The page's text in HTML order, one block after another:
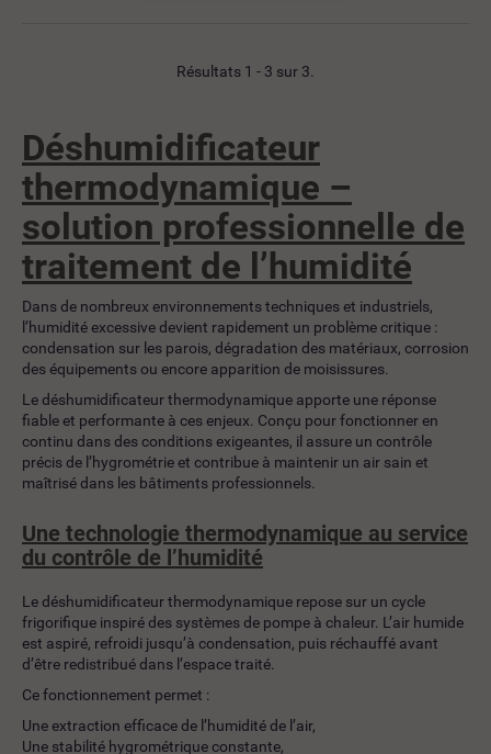
Résultats 1 - 3 sur 3.
Déshumidificateur
thermodynamique –
solution professionnelle de
traitement de l’humidité
Dans de nombreux environnements techniques et industriels,
l’humidité excessive devient rapidement un problème critique :
condensation sur les parois, dégradation des matériaux, corrosion
des équipements ou encore apparition de moisissures.
Le déshumidificateur thermodynamique apporte une réponse
fiable et performante à ces enjeux. Conçu pour fonctionner en
continu dans des conditions exigeantes, il assure un contrôle
précis de l’hygrométrie et contribue à maintenir un air sain et
maîtrisé dans les bâtiments professionnels.
Une technologie thermodynamique au service
du contrôle de l’humidité
Le déshumidificateur thermodynamique repose sur un cycle
frigorifique inspiré des systèmes de pompe à chaleur. L’air humide
est aspiré, refroidi jusqu’à condensation, puis réchauffé avant
d’être redistribué dans l’espace traité.
Ce fonctionnement permet :
Une extraction efficace de l’humidité de l’air,
Une stabilité hygrométrique constante,